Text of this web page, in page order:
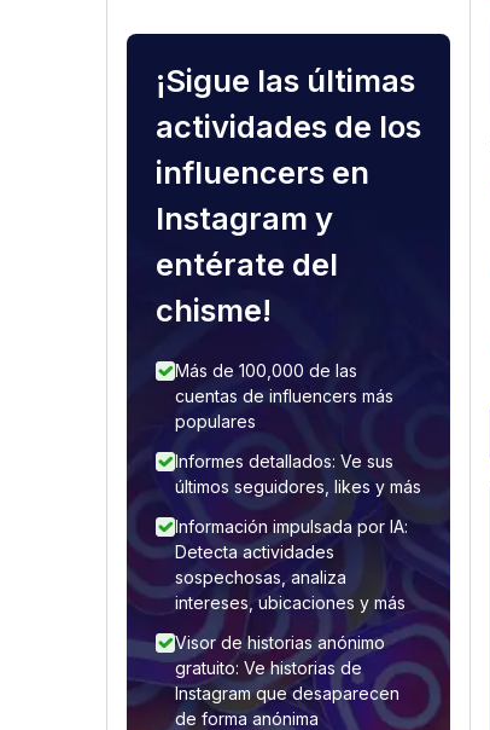
¡Sigue las últimas
actividades de los
influencers en
Instagram y
entérate del
chisme!
Más de 100,000 de las
cuentas de influencers más
populares
Informes detallados: Ve sus
últimos seguidores, likes y más
Información impulsada por IA:
Detecta actividades
sospechosas, analiza
intereses, ubicaciones y más
Visor de historias anónimo
gratuito: Ve historias de
Instagram que desaparecen
de forma anónima